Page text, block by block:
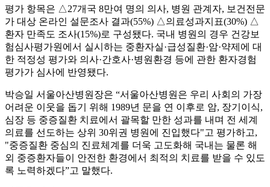
평가 항목은 △27개국 8만여 명의 의사, 병원 관계자, 보건전문
가 대상 온라인 설문조사 결과(55%) △의료성과지표(30%) △
환자 만족도 조사(15%)로 구성됐다. 국내 병원의 경우 건강보
험심사평가원에서 실시하는 중환자실·급성질환·암·약제에 대
한 적정성 평가와 의사·간호사·병원환경 등에 관한 환자경험
평가가 심사에 반영됐다.
박승일 서울아산병원장은 “서울아산병원은 우리 사회의 가장
어려운 이웃을 돕기 위해 1989년 문을 연 이후로 암, 장기이식,
심장 등 중증질환 치료에서 괄목할 만한 성과를 내며 전 세계
의료를 선도하는 상위 30위권 병원에 진입했다"고 평가하고,
"중증질환 중심의 진료체계를 더욱 고도화해 국내는 물론 해
외 중증환자들이 안전한 환경에서 최적의 치료를 받을 수 있도
록 노력하겠다”고 말했다.